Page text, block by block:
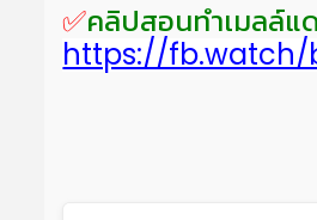
✅คลิปสอนทำเมลล์แ
https://fb.watch/